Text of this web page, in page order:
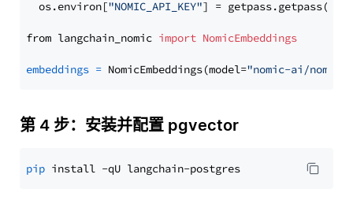
  os.environ[
"NOMIC_API_KEY"] = getpass.getpass(
from langchain_nomic import NomicEmbeddings
embeddings = NomicEmbeddings(model="nomic-ai/nomic-
第 4 步：安装并配置 pgvector
pip